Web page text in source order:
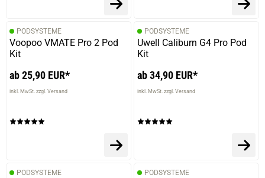
PODSYSTEME
Voopoo VMATE Pro 2 Pod
Kit
ab 25,90 EUR*
inkl. MwSt. zzgl. Versand
PODSYSTEME
Uwell Caliburn G4 Pro Pod
Kit
ab 34,90 EUR*
inkl. MwSt. zzgl. Versand
PODSYSTEME PODSYSTEME